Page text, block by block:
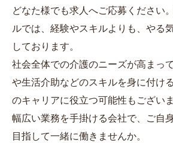
どなた様でも求人へご応募ください
ルでは、経験やスキルよりも、やる
しております。
社会全体での介護のニーズが高まっ
や生活介助などのスキルを身に付け
のキャリアに役立つ可能性もござい
幅広い業務を手掛ける会社で、ご自
目指して一緒に働きませんか。